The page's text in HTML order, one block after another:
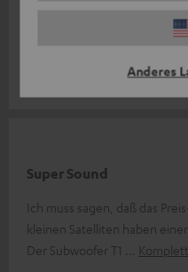
Anderes
Super Sound
Ich muss sagen, daß das
kleinen Satelliten haben
Der Subwoofer T1